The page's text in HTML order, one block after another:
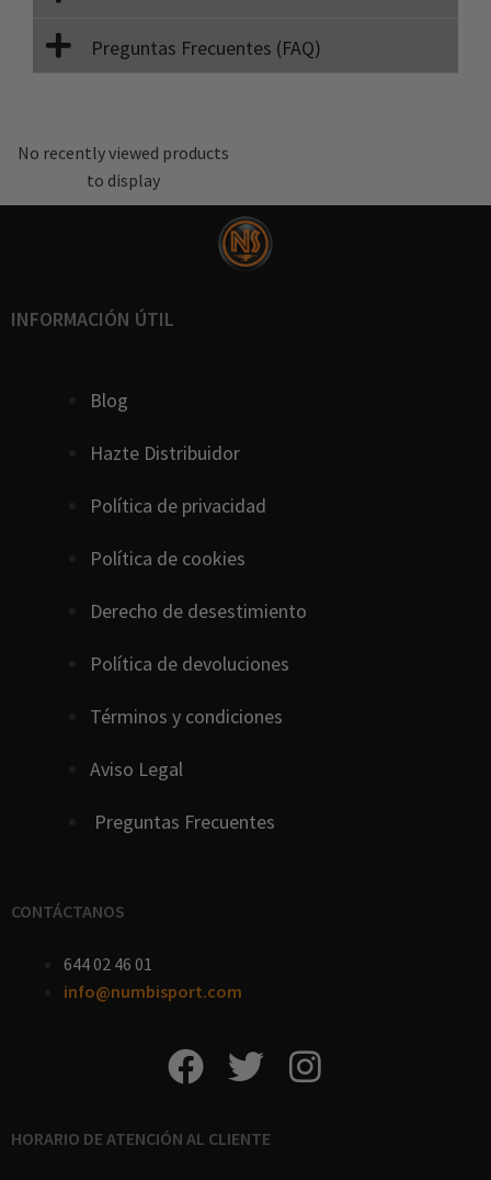
Preguntas Frecuentes (FAQ)
No recently viewed products
to display
INFORMACIÓN ÚTIL
Blog
Hazte Distribuidor
Política de privacidad
Política de cookies
Derecho de desestimiento
Política de devoluciones
Términos y condiciones
Aviso Legal
Preguntas Frecuentes
CONTÁCTANOS
644 02 46 01
info@numbisport.com
HORARIO DE ATENCIÓN AL CLIENTE